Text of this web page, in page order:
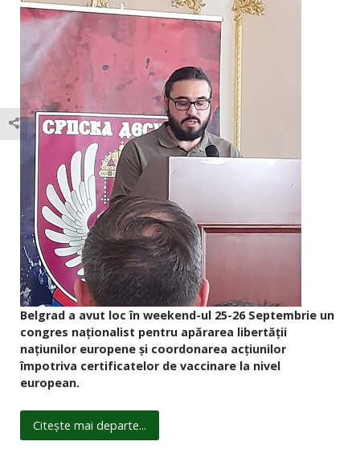
Belgrad a avut loc în weekend-ul 25-26 Septembrie un
congres naționalist pentru apărarea libertății
națiunilor europene și coordonarea acțiunilor
împotriva certificatelor de vaccinare la nivel
european.
Citește mai departe...